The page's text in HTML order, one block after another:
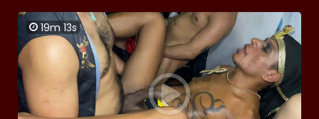
19m 13s